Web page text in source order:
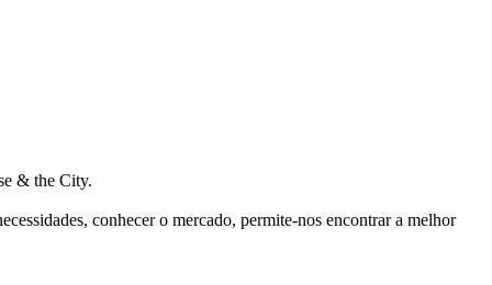
& the City.
conhecer o mercado, permite-nos encontrar a melhor